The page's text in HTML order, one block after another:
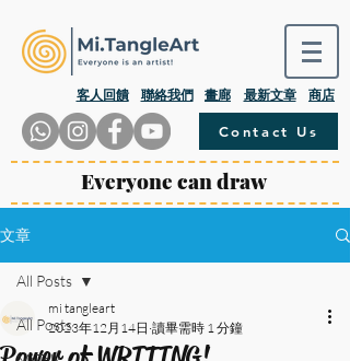
​客人回饋 畫廊
聯絡我們 最新文章 商店
Contact Us
Everyone can draw
文章
All Posts
All Posts
mi tangleart
2023年12月14日 讀畢需時 1 分鐘